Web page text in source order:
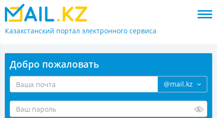
Казахстанский портал электронного сервиса
Добро пожаловать
@mail.kz